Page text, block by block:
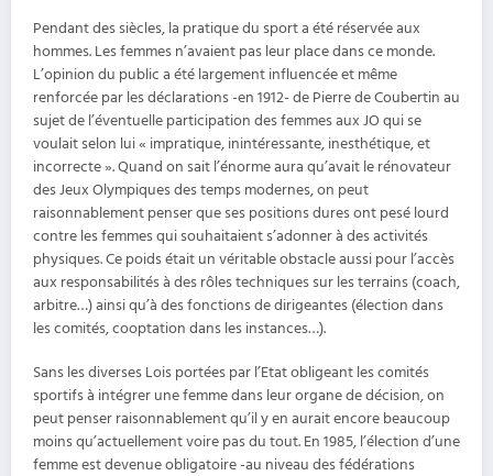
Pendant des siècles, la pratique du sport a été réservée aux
hommes. Les femmes n’avaient pas leur place dans ce monde.
L’opinion du public a été largement influencée et même
renforcée par les déclarations -en 1912- de Pierre de Coubertin au
sujet de l’éventuelle participation des femmes aux JO qui se
voulait selon lui « impratique, inintéressante, inesthétique, et
incorrecte ». Quand on sait l’énorme aura qu’avait le rénovateur
des Jeux Olympiques des temps modernes, on peut
raisonnablement penser que ses positions dures ont pesé lourd
contre les femmes qui souhaitaient s’adonner à des activités
physiques. Ce poids était un véritable obstacle aussi pour l’accès
aux responsabilités à des rôles techniques sur les terrains (coach,
arbitre…) ainsi qu’à des fonctions de dirigeantes (élection dans
les comités, cooptation dans les instances…).
Sans les diverses Lois portées par l’Etat obligeant les comités
sportifs à intégrer une femme dans leur organe de décision, on
peut penser raisonnablement qu’il y en aurait encore beaucoup
moins qu’actuellement voire pas du tout. En 1985, l’élection d’une
femme est devenue obligatoire -au niveau des fédérations